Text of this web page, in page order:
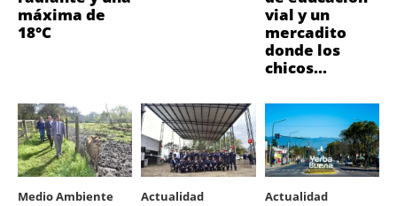
máxima de
18°C
vial y un
mercadito
donde los
chicos...
Medio Ambiente Actualidad Actualidad